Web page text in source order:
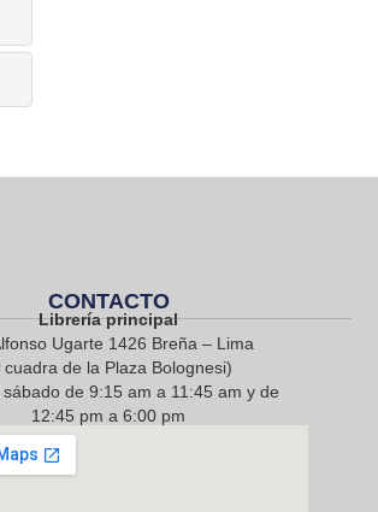
CONTACTO
Librería principal
Ugarte 1426 Breña – Lima
cuadra de la Plaza Bolognesi)
de 9:15 am a 11:45 am y de
12:45 pm a 6:00 pm
968 217 912